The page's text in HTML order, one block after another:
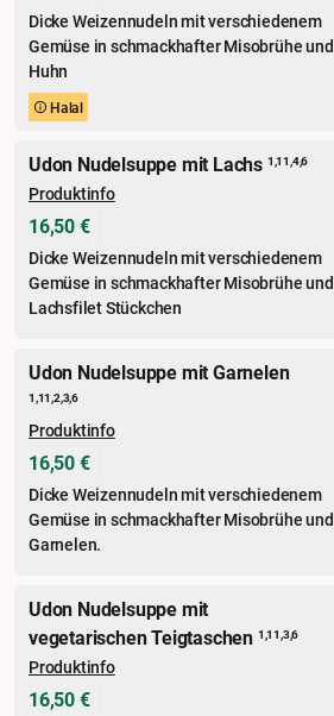
Dicke Weizennudeln mit verschiedenem
Gemüse in schmackhafter Misobrühe und
Huhn
Halal
Udon Nudelsuppe mit Lachs 1,11,4,6
Produktinfo
16,50 €
Dicke Weizennudeln mit verschiedenem
Gemüse in schmackhafter Misobrühe und
Lachsfilet Stückchen
Udon Nudelsuppe mit Garnelen
1,11,2,3,6
Produktinfo
16,50 €
Dicke Weizennudeln mit verschiedenem
Gemüse in schmackhafter Misobrühe und
Garnelen.
Udon Nudelsuppe mit
vegetarischen Teigtaschen 1,11,3,6
Produktinfo
16,50 €